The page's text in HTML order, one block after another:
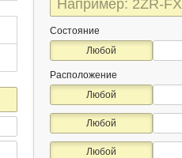
Состояние
Любой
Расположение
Любой
Любой
Любой